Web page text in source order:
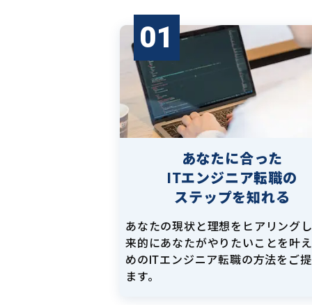
01
あなたに合った
ITエンジニア転職の
ステップを知れる
あなたの現状と理想をヒアリング
来的にあなたがやりたいことを叶
めのITエンジニア転職の方法をご
ます。